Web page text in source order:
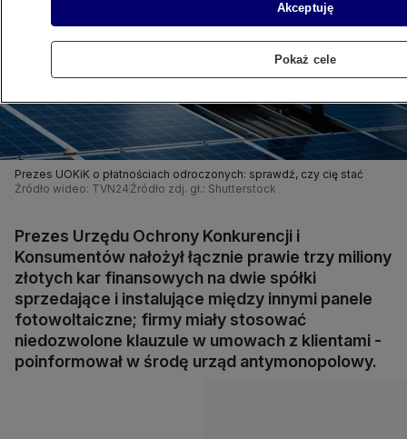
Prezes UOKiK o płatnościach odroczonych: sprawdź, czy cię stać
Źródło wideo: TVN24 Źródło zdj. gł.: Shutterstock
Prezes Urzędu Ochrony Konkurencji i
Konsumentów nałożył łącznie prawie trzy miliony
złotych kar finansowych na dwie spółki
sprzedające i instalujące między innymi panele
fotowoltaiczne; firmy miały stosować
niedozwolone klauzule w umowach z klientami -
poinformował w środę urząd antymonopolowy.
Akceptuję
Pokaż cele